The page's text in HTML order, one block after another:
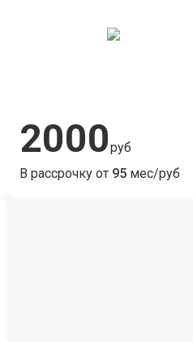
2000руб
В рассрочку от 95 мес/руб